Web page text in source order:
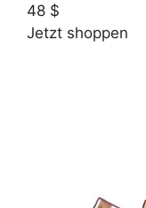
48 $
Jetzt shoppen